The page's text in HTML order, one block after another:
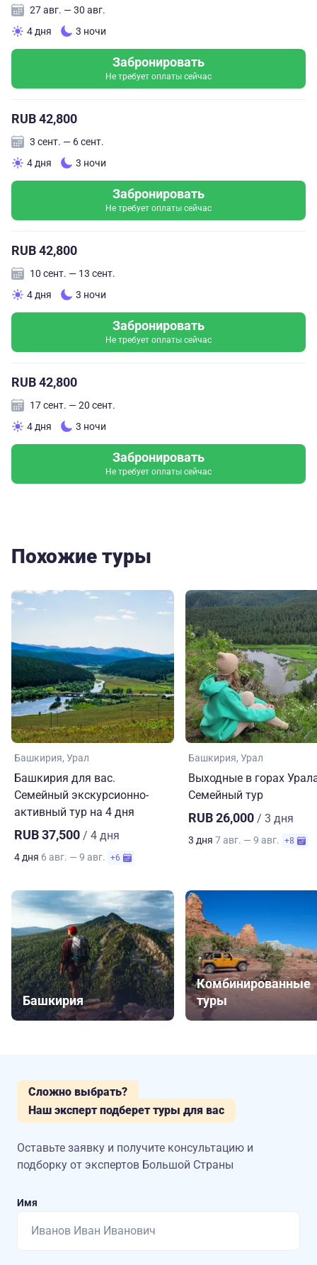
27 авг. — 30 авг.
4 дня
3 ночи
Забронировать
Не требует оплаты сейчас
RUB 42,800
3 сент. — 6 сент.
4 дня
3 ночи
Забронировать
Не требует оплаты сейчас
RUB 42,800
10 сент. — 13 сент.
4 дня
3 ночи
Забронировать
Не требует оплаты сейчас
RUB 42,800
17 сент. — 20 сент.
4 дня
3 ночи
Забронировать
Не требует оплаты сейчас
Похожие туры
Башкирия Урал
Башкирия для вас.
Семейный экскурсионно-
активный тур на 4 дня
RUB 37,500 / 4 дня
4 дня 6 авг. — 9 авг. +6
Башкирия Урал
Выходные в горах
Семейный тур
RUB 26,000 / 3 дня
3 дня 7 авг. — 9 авг. +8
Башкирия
Комбинированные
туры
Сложно выбрать?
Наш эксперт подберет туры для вас
Оставьте заявку и получите консультацию и
подборку от экспертов Большой Страны
Имя